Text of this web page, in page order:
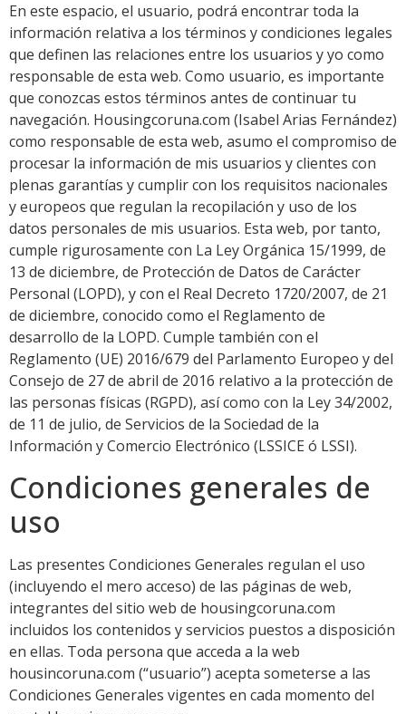
En este espacio, el usuario, podrá encontrar toda la
información relativa a los términos y condiciones legales
que definen las relaciones entre los usuarios y yo como
responsable de esta web. Como usuario, es importante
que conozcas estos términos antes de continuar tu
navegación. Housingcoruna.com (Isabel Arias Fernández)
como responsable de esta web, asumo el compromiso de
procesar la información de mis usuarios y clientes con
plenas garantías y cumplir con los requisitos nacionales
y europeos que regulan la recopilación y uso de los
datos personales de mis usuarios. Esta web, por tanto,
cumple rigurosamente con La Ley Orgánica 15/1999, de
13 de diciembre, de Protección de Datos de Carácter
Personal (LOPD), y con el Real Decreto 1720/2007, de 21
de diciembre, conocido como el Reglamento de
desarrollo de la LOPD. Cumple también con el
Reglamento (UE) 2016/679 del Parlamento Europeo y del
Consejo de 27 de abril de 2016 relativo a la protección de
las personas físicas (RGPD), así como con la Ley 34/2002,
de 11 de julio, de Servicios de la Sociedad de la
Información y Comercio Electrónico (LSSICE ó LSSI).
Condiciones generales de
uso
Las presentes Condiciones Generales regulan el uso
(incluyendo el mero acceso) de las páginas de web,
integrantes del sitio web de housingcoruna.com
incluidos los contenidos y servicios puestos a disposición
en ellas. Toda persona que acceda a la web
housincoruna.com (“usuario”) acepta someterse a las
Condiciones Generales vigentes en cada momento del